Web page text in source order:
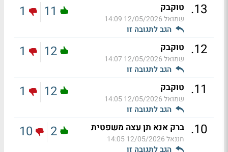
13
. טוקבק
שמואל12/05/2026 14:09
הגב לתגובה זו
11
1
12
. טוקבק
שמואל12/05/2026 14:07
הגב לתגובה זו
12
1
11
. טוקבק
שמואל12/05/2026 14:05
הגב לתגובה זו
12
1
10
. ברק אנא תן עצה משפטית
חננאל12/05/2026 14:05
הגב לתגובה זו
2
10